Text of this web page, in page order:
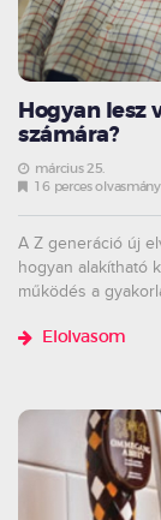
Hogyan lesz
számára?
március 25.
16 perces olvasmány
A Z generáció új
hogyan alakítható
működés a
Elolvasom